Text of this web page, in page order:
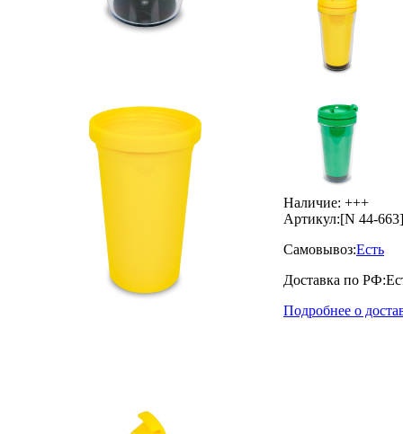
Наличие: +++
Артикул:[N 44-663]
Самовывоз:Есть
Доставка по РФ:
Подробнее о